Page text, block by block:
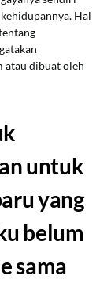
Hal
atau dibuat oleh
untuk
yang
belum
sama